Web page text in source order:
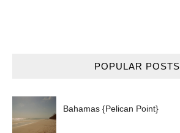
POPULAR POSTS
Bahamas {Pelican Point}